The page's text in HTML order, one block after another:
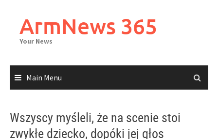
contentArmNews 365
Your News
Main Menu
Wszyscy myśleli, że na scenie stoi
zwykłe dziecko, dopóki jej głos